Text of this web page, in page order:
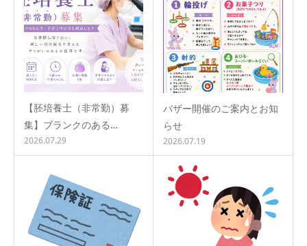
【胚培養士（非常勤）募
集】ブランクのある…
2026.07.29
バザー開催のご案内とお知
らせ
2026.07.19